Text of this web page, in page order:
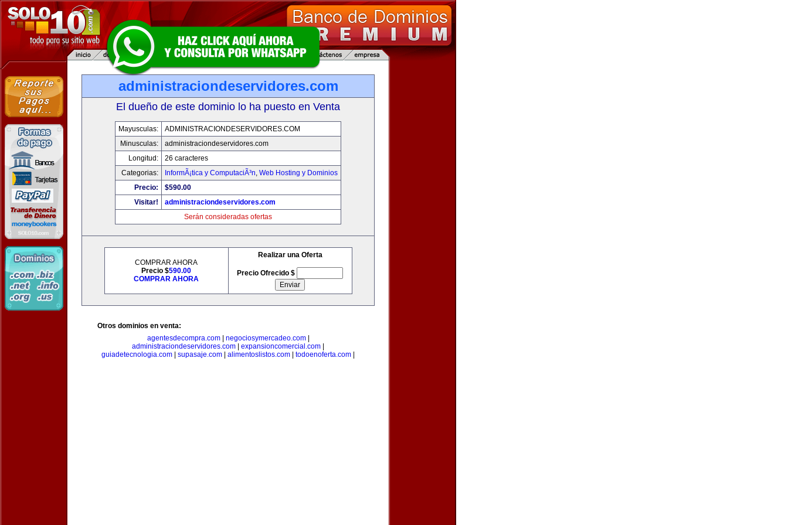
administraciondeservidores.com
El dueño de este dominio lo ha puesto en Venta
Mayusculas:
ADMINISTRACIONDESERVIDORES.COM
Minusculas:
administraciondeservidores.com
Longitud:
26 caracteres
Categorias:
InformÃ¡tica y ComputaciÃ³n, Web Hosting y Dominios
Precio:
$590.00
Visitar!
administraciondeservidores.com
Serán consideradas ofertas
COMPRAR AHORA
Precio $590.00
COMPRAR AHORA
Realizar una Oferta
Precio Ofrecido $
Otros dominios en venta:
agentesdecompra.com| negociosymercadeo.com|
administraciondeservidores.com
expansioncomercial.com
guiadetecnologia.com
supasaje.com alimentoslistos.com todoenoferta.com